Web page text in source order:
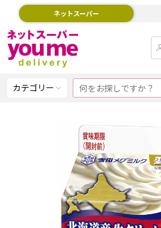
ネットスーパー
カテゴリー